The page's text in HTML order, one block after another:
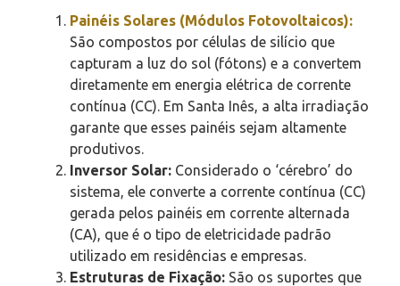
Painéis Solares (Módulos Fotovoltaicos):
São compostos por células de silício que
capturam a luz do sol (fótons) e a convertem
diretamente em energia elétrica de corrente
contínua (CC). Em Santa Inês, a alta irradiação
garante que esses painéis sejam altamente
produtivos.
Inversor Solar: Considerado o ‘cérebro’ do
sistema, ele converte a corrente contínua (CC)
gerada pelos painéis em corrente alternada
(CA), que é o tipo de eletricidade padrão
utilizado em residências e empresas.
Estruturas de Fixação: São os suportes que